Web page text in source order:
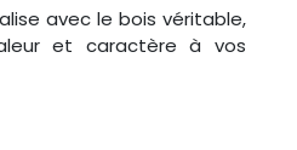
avec le bois véritable,
et caractère à vos